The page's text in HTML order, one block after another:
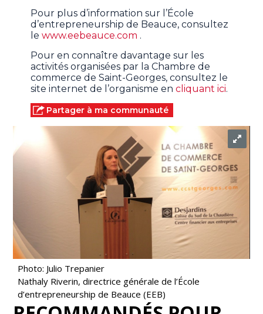
Pour plus d’information sur l’École
d’entrepreneurship de Beauce, consultez
lewww.eebeauce.com .
Pour en connaître davantage sur les
activités organisées par la Chambre de
commerce de Saint-Georges, consultez le
site internet de l’organisme encliquant ici.
Partager à ma communauté
Photo: Julio Trepanier
Nathaly Riverin, directrice générale de l’École
d’entrepreneurship de Beauce (EEB)